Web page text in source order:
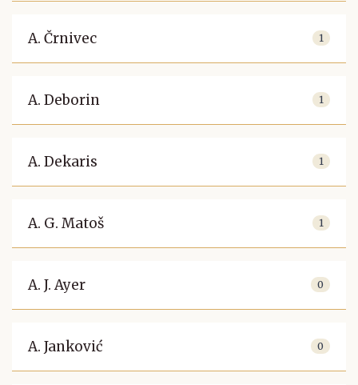
A. Črnivec 1
A. Deborin 1
A. Dekaris 1
A. G. Matoš 1
A. J. Ayer 0
A. Janković 0